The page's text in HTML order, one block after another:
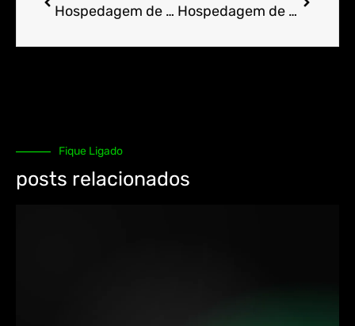
Hospedagem de Sites para Engenheiro em Anagé Hospedagem de Sites para Engenheiro em Anajá
Fique Ligado
posts relacionados